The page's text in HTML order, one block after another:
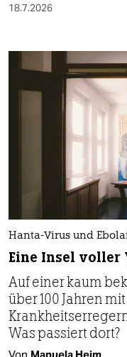
18.7.2026
Hanta-Virus und
Eine Insel voller
Auf einer kaum
über 100 Jahren
Was passiert dort?